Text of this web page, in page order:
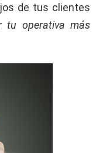
de tus clientes
tu operativa más